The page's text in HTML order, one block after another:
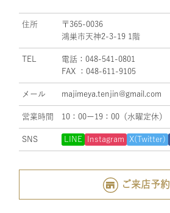
住所
〒365-0036
鴻巣市天神2-3-19 1階
TEL
電話：048-541-0801
FAX ：048-611-9105
メール majimeya.tenjin@gmail.com
営業時間 10：00ー19：00（水曜定休）
SNS LINE Instagram X(Twitter)
ご来店予約